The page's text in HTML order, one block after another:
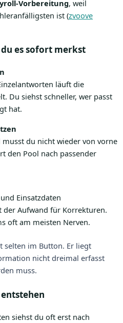
Vorbereitung, weil
ist (zvoove
es sofort merkst
läuft die
Du siehst schneller, wer passt
hat.
du nicht wieder von vorne
den Pool nach passender
Einsatzdaten
der Aufwand für Korrekturen.
oft am meisten Nerven.
selten im Button. Er liegt
nicht dreimal erfasst
muss.
siehst du oft erst nach